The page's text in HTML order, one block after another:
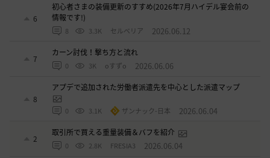
6
初心者さまの装備更新のすすめ(2026年7月ハイデル宴会前の
情報です!)
8 3.3K セルベリア 2026.06.12
7
カーン討伐！撃ち方と流れ
0 3K oすずo 2026.06.06
8
アプデで追加された労働者派遣先を中心とした派遣マップ
0 3.1K ザンナック-日本 2026.06.04
2
取引所で買える重量装備＆バフを紹介
0 2.8K FRESIA3 2026.06.04